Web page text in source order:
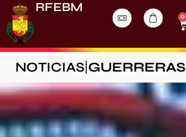
RFEBM
0
NOTICIAS GUERRERAS